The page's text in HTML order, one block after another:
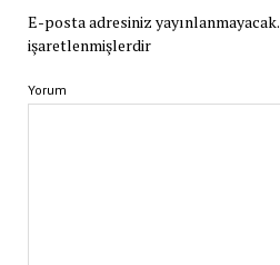
E-posta adresiniz yayınlanmayacak.
işaretlenmişlerdir
Yorum